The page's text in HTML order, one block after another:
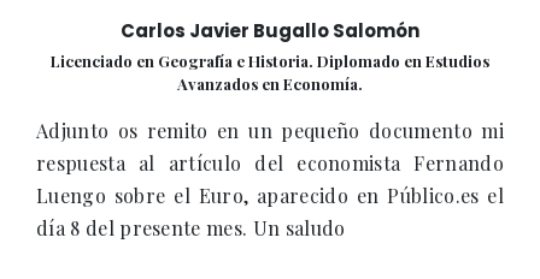
Carlos Javier Bugallo Salomón
Licenciado en Geografía e Historia. Diplomado en Estudios
Avanzados en Economía.
Adjunto os remito en un pequeño documento mi
respuesta al artículo del economista Fernando
Luengo sobre el Euro, aparecido en Público.es el
día 8 del presente mes. Un saludo